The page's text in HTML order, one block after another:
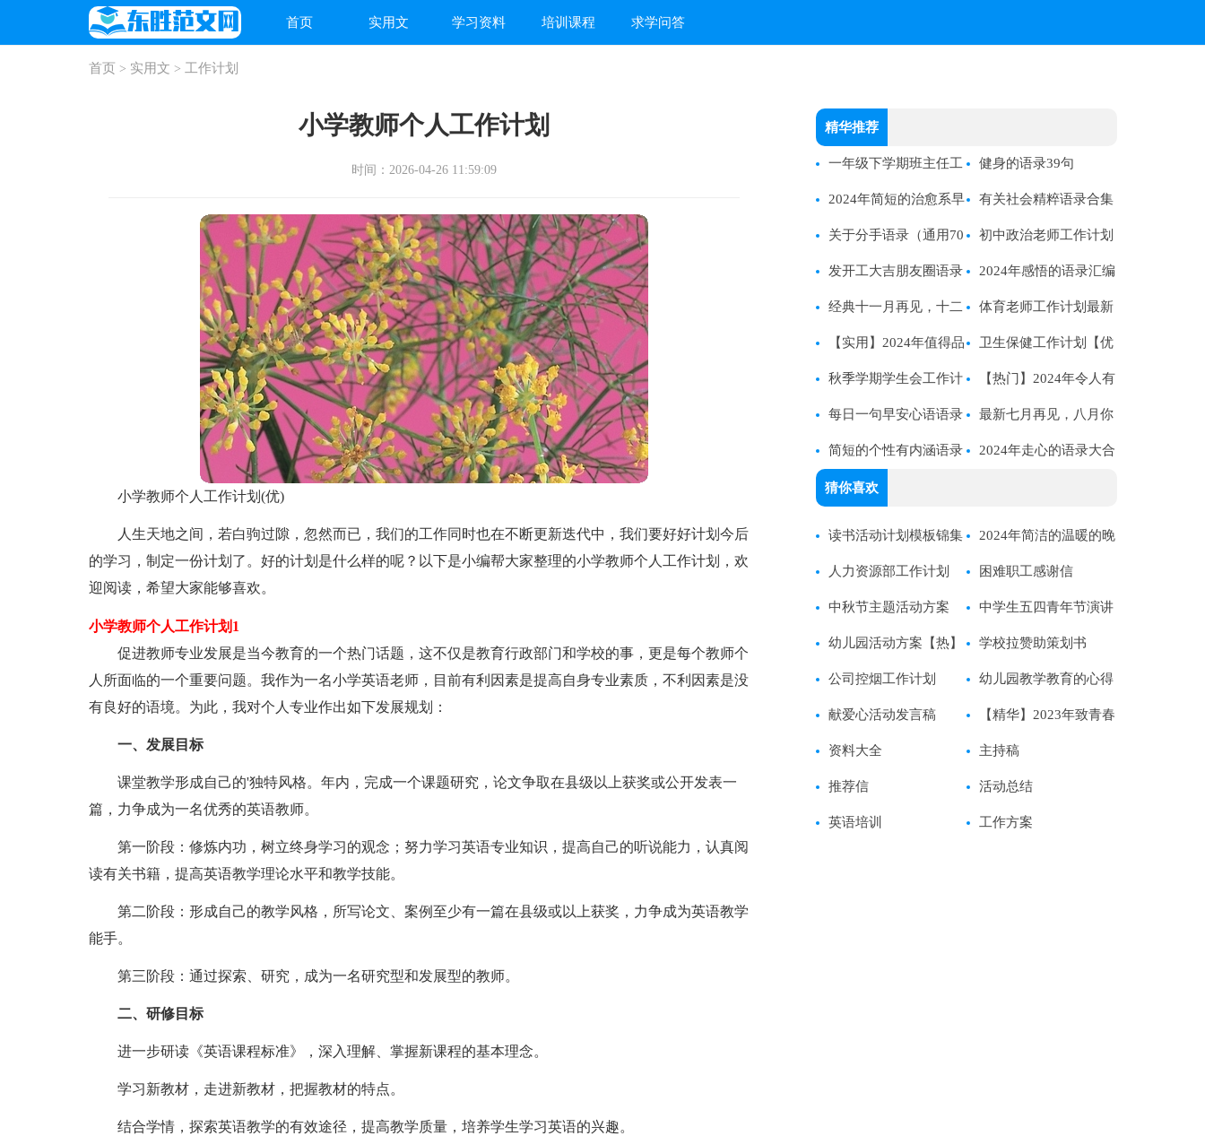
首页 实用文 学习资料 培训课程 求学问答
首页 > 实用文 > 工作计划
小学教师个人工作计划
时间：2026-04-26 11:59:09
小学教师个人工作计划(优)
人生天地之间，若白驹过隙，忽然而已，我们的工作同时也在不断更新迭代中，我们要好好计划今后
的学习，制定一份计划了。好的计划是什么样的呢？以下是小编帮大家整理的小学教师个人工作计划，欢
迎阅读，希望大家能够喜欢。
小学教师个人工作计划1
促进教师专业发展是当今教育的一个热门话题，这不仅是教育行政部门和学校的事，更是每个教师个
人所面临的一个重要问题。我作为一名小学英语老师，目前有利因素是提高自身专业素质，不利因素是没
有良好的语境。为此，我对个人专业作出如下发展规划：
一、发展目标
课堂教学形成自己的'独特风格。年内，完成一个课题研究，论文争取在县级以上获奖或公开发表一
篇，力争成为一名优秀的英语教师。
第一阶段：修炼内功，树立终身学习的观念；努力学习英语专业知识，提高自己的听说能力，认真阅
读有关书籍，提高英语教学理论水平和教学技能。
第二阶段：形成自己的教学风格，所写论文、案例至少有一篇在县级或以上获奖，力争成为英语教学
能手。
第三阶段：通过探索、研究，成为一名研究型和发展型的教师。
二、研修目标
进一步研读《英语课程标准》，深入理解、掌握新课程的基本理念。
学习新教材，走进新教材，把握教材的特点。
结合学情，探索英语教学的有效途径，提高教学质量，培养学生学习英语的兴趣。
精华推荐
一年级下学期班主任工
作计划
健身的语录39句
2024年简短的治愈系早
安心语语录集锦67条
有关社会精粹语录合集
48句
关于分手语录（通用70
句）
初中政治老师工作计划
发开工大吉朋友圈语录 2024年感悟的语录汇编
48条
经典十一月再见，十二
月你好个性句子语录50句
精选
体育老师工作计划最新
【实用】2024年值得品
味的语录汇编55条
卫生保健工作计划【优
选】
秋季学期学生会工作计
划范文
【热门】2024年令人有
所感悟的语录45条
每日一句早安心语语录
集合63条
最新七月再见，八月你
好语录句子汇总90句
简短的个性有内涵语录
摘录70句
2024年走心的语录大合
猜你喜欢
读书活动计划模板锦集
5篇
2024年简洁的温暖的晚
安QQ问候语25条
人力资源部工作计划 困难职工感谢信
中秋节主题活动方案
(集锦15篇)
中学生五四青年节演讲
稿
幼儿园活动方案【热】 学校拉赞助策划书
公司控烟工作计划 幼儿园教学教育的心得
体会
献爱心活动发言稿 【精华】2023年致青春
的语录30条
资料大全 主持稿
推荐信 活动总结
英语培训 工作方案